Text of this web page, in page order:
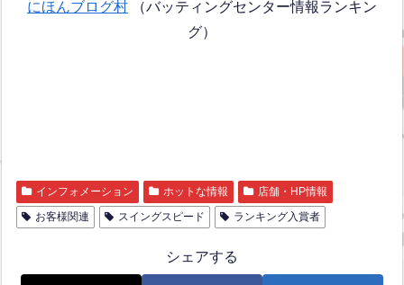
にほんブログ村 （バッティングセンター情報ランキン
グ）
インフォメーション ホットな情報
店舗・HP情報
お客様関連
スイングスピード ランキング入賞者
シェアする